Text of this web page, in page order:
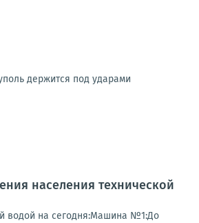
держится под ударами
населения технической
водой на сегодня:Машина №1:До